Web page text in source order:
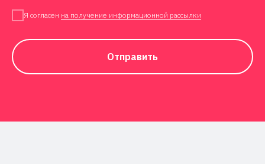
Я согласен на получение информационной рассылки
Отправить